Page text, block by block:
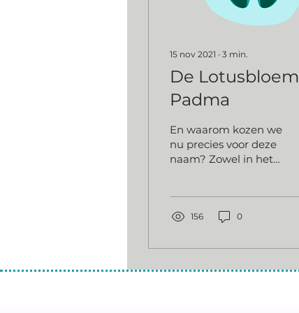
15 nov 2021 ∙ 3 min.
De Lotusbloem
Padma
En waarom kozen we
nu precies voor deze
naam? Zowel in het
herkennen we het
156 0